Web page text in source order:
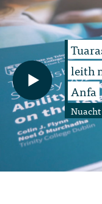
leith
Anfa
Nuacht